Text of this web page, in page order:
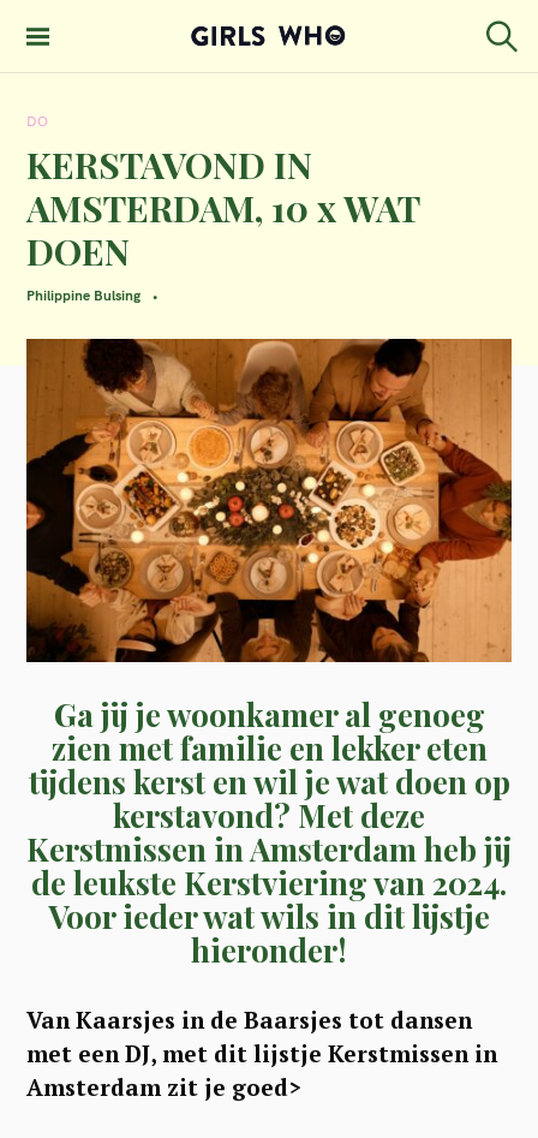
GIRLS WHO
DO
KERSTAVOND IN
AMSTERDAM, 10 x WAT
DOEN
Philippine Bulsing
Ga jij je woonkamer al genoeg
zien met familie en lekker eten
tijdens kerst en wil je wat doen op
kerstavond? Met deze
Kerstmissen in Amsterdam heb jij
de leukste Kerstviering van 2024.
Voor ieder wat wils in dit lijstje
hieronder!
Van Kaarsjes in de Baarsjes tot dansen
met een DJ, met dit lijstje Kerstmissen in
Amsterdam zit je goed>